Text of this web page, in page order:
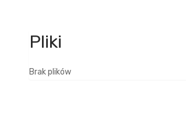
Brak plików